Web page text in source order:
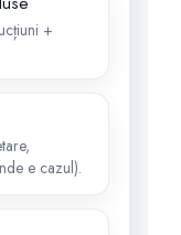
+
e cazul).